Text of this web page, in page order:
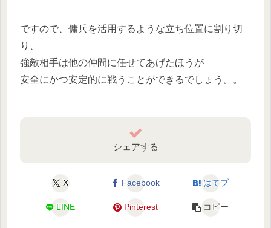
ですので、傭兵を活用するような立ち位置に割り切
り、
強敵相手は他の仲間に任せてあげたほうが
安全にかつ安定的に戦うことができるでしょう。。
シェアする
X Facebook はてブ
LINE Pinterest コピー